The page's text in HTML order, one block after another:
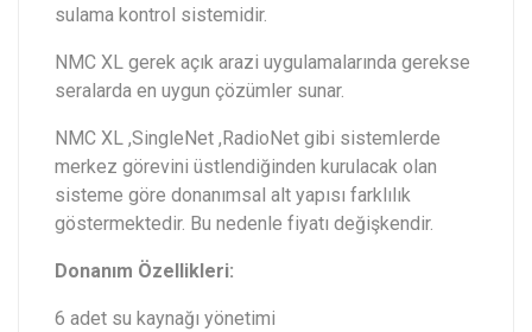
sulama kontrol sistemidir.
NMC XL gerek açık arazi uygulamalarında gerekse
seralarda en uygun çözümler sunar.
NMC XL ,SingleNet ,RadioNet gibi sistemlerde
merkez görevini üstlendiğinden kurulacak olan
sisteme göre donanımsal alt yapısı farklılık
göstermektedir. Bu nedenle fiyatı değişkendir.
Donanım Özellikleri:
6 adet su kaynağı yönetimi